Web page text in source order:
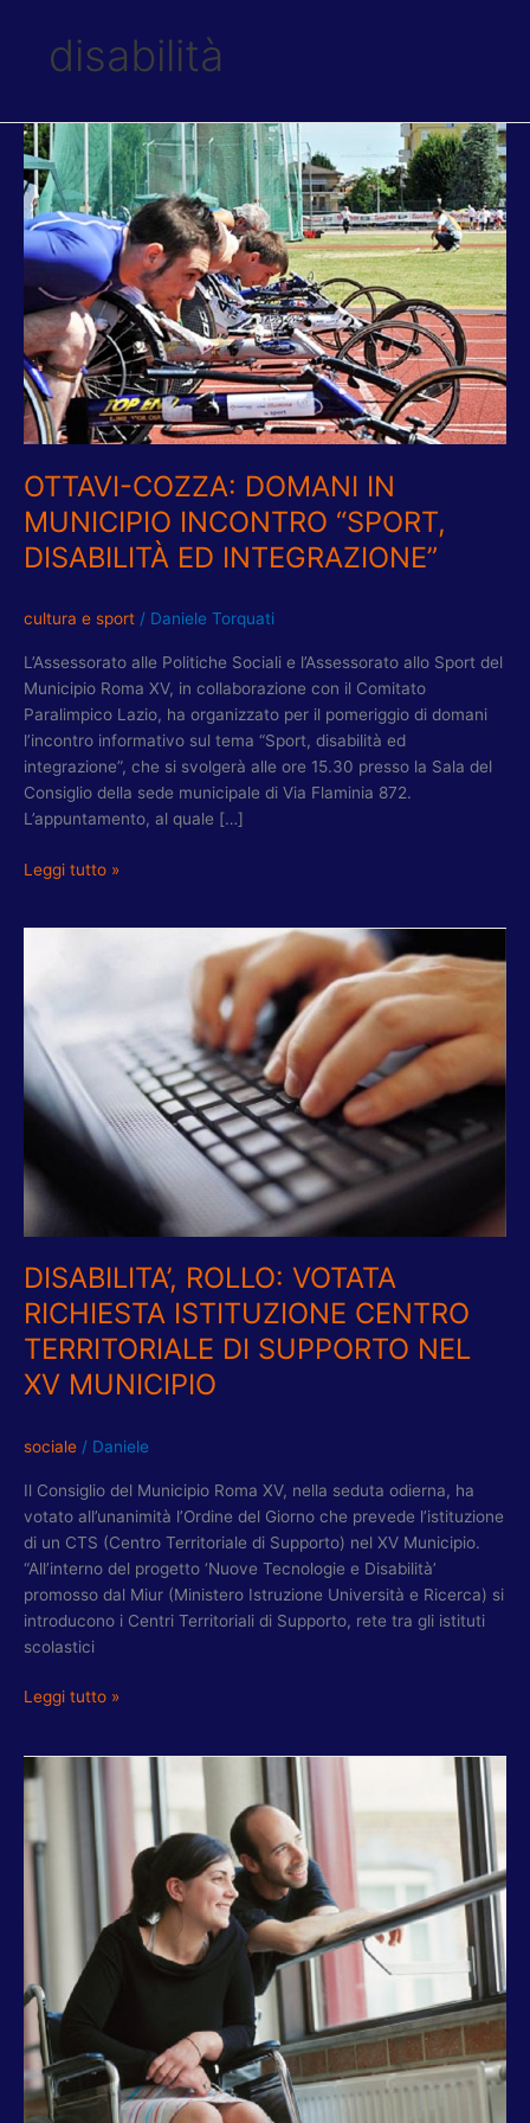
disabilità
OTTAVI-COZZA: DOMANI IN
MUNICIPIO INCONTRO “SPORT,
DISABILITÀ ED INTEGRAZIONE”
cultura e sport / Daniele Torquati
L’Assessorato alle Politiche Sociali e l’Assessorato allo Sport del
Municipio Roma XV, in collaborazione con il Comitato
Paralimpico Lazio, ha organizzato per il pomeriggio di domani
l’incontro informativo sul tema “Sport, disabilità ed
integrazione”, che si svolgerà alle ore 15.30 presso la Sala del
Consiglio della sede municipale di Via Flaminia 872.
L’appuntamento, al quale […]
OTTAVI-
COZZA:
DOMANI
IN
MUNICIPIO
INCONTRO
“SPORT,
DISABILITÀ
ED
INTEGRAZIONE”
Leggi tutto »
DISABILITA’, ROLLO: VOTATA
RICHIESTA ISTITUZIONE CENTRO
TERRITORIALE DI SUPPORTO NEL
XV MUNICIPIO
sociale / Daniele
Il Consiglio del Municipio Roma XV, nella seduta odierna, ha
votato all’unanimità l’Ordine del Giorno che prevede l’istituzione
di un CTS (Centro Territoriale di Supporto) nel XV Municipio.
“All’interno del progetto ‘Nuove Tecnologie e Disabilità’
promosso dal Miur (Ministero Istruzione Università e Ricerca) si
introducono i Centri Territoriali di Supporto, rete tra gli istituti
scolastici
RICHIESTA
ISTITUZIONE
CENTRO
TERRITORIALE
SUPPORTO
NEL
Leggi tutto »
MUNICIPIO,
OTTAVI:
SECONDO
BISOGNI,
DISABILITA’